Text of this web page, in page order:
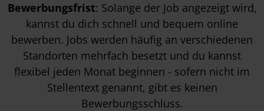
Bewerbungsfrist: Solange der Job angezeigt wird,
kannst du dich schnell und bequem online
bewerben. Jobs werden häufig an verschiedenen
Standorten mehrfach besetzt und du kannst
flexibel jeden Monat beginnen - sofern nicht im
Stellentext genannt, gibt es keinen
Bewerbungsschluss.